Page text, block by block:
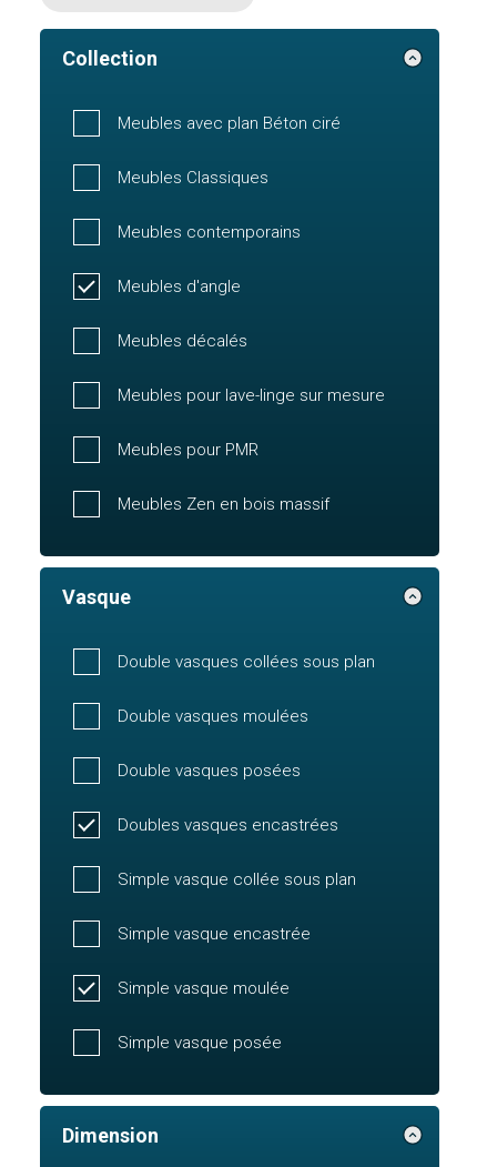
Collection
Meubles avec plan Béton ciré
Meubles Classiques
Meubles contemporains
Meubles d'angle
Meubles décalés
Meubles pour lave-linge sur mesure
Meubles pour PMR
Meubles Zen en bois massif
Vasque
Double vasques collées sous plan
Double vasques moulées
Double vasques posées
Doubles vasques encastrées
Simple vasque collée sous plan
Simple vasque encastrée
Simple vasque moulée
Simple vasque posée
Dimension